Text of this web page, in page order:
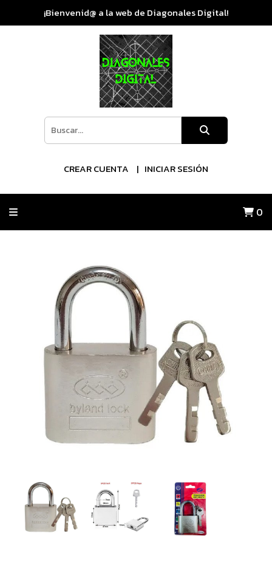
¡Bienvenid@ a la web de Diagonales Digital!
CREAR CUENTA INICIAR SESIÓN
0